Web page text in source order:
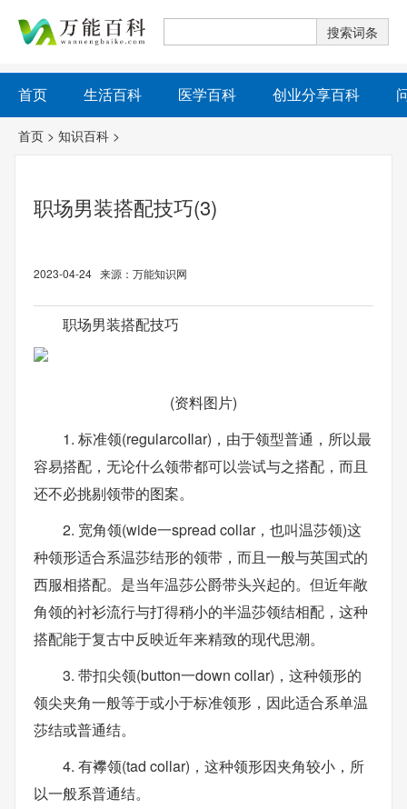
首页 生活百科 医学百科 创业分享百科
首页 > 知识百科 >
职场男装搭配技巧(3)
2023-04-24 来源：万能知识网
职场男装搭配技巧
(资料图片)
1. 标准领(regularcoIlar)，由于领型普通，所以最
容易搭配，无论什么领带都可以尝试与之搭配，而且
还不必挑剔领带的图案。
2. 宽角领(wide一spread collar，也叫温莎领)这
种领形适合系温莎结形的领带，而且一般与英国式的
西服相搭配。是当年温莎公爵带头兴起的。但近年敞
角领的衬衫流行与打得稍小的半温莎领结相配，这种
搭配能于复古中反映近年来精致的现代思潮。
3. 带扣尖领(button一down collar)，这种领形的
领尖夹角一般等于或小于标准领形，因此适合系单温
莎结或普通结。
4. 有襻领(tad collar)，这种领形因夹角较小，所
以一般系普通结。